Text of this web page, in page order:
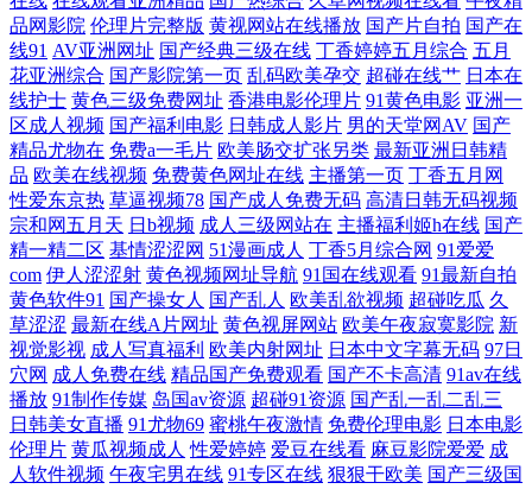
97操逼 福利第一导航视频 国产精品sm 国产在线理论片a 狠狠撸2016 精品
熟女一区二区 久久综合青青草 欧美卡不卡 人人妻人人摸 日日肏日肏 偷拍
视频网址导航 亚洲第一夜 伊人大香蕉网 91黑料精品国产 91网站 99草草视
频 韩国操逼剧场 久久精品国产视频 欧美午夜群交 日本不卡1区 三级片手
机版国产 无码午夜影院 性爱三级网 亚洲自拍小说网 超碰官网 丁香六月操
国内av超碰 激情午夜综合 蜜桃影音 欧美色宗合 日本A∨中文字幕 丝袜足
交影视 午夜成人导航 亚洲欧洲另类 最新A片网址 av高清在线观看 成人快
播视频 国产日韩欧美足交 黄色小网战 免费亚洲精品色片 欧美亚综合另类
品网影院 伦理片完整版 黄视网站在线播放 国产片自拍 国产在
线91 AV亚洲网址 国产经典三级在线 丁香婷婷五月综合 五月
花亚洲综合 国产影院第一页 乱码欧美孕交 超碰在线艹 日本在
线护士 黄色三级免费网址 香港电影伦理片 91黄色电影 亚洲一
区成人视频 国产福利电影 日韩成人影片 男的天堂网AV 国产
精品尤物在 免费a一毛片 欧美肠交扩张另类 最新亚洲日韩精
品 欧美在线视频 免费黄色网址在线 主播第一页 丁香五月网
性爱东京热 草逼视频78 国产成人免费无码 高清日韩无码视频
宗和网五月天 日b视频 成人三级网站在 主播福利姬h在线 国产
精一精二区 基情涩涩网 51漫画成人 丁香5月综合网 91爱爱
com 伊人涩涩射 黄色视频网址导航 91国在线观看 91最新自拍
黄色软件91 国产操女人 国产乱人 欧美乱欲视频 超碰吃瓜 久
草涩涩 最新在线A片网址 黄色视屏网站 欧美午夜寂寞影院 新
视觉影视 成人写真福利 欧美内射网址 日本中文字幕无码 97日
穴网 成人免费在线 精品国产免费观看 国产不卡高清 91av在线
播放 91制作传媒 岛国av资源 超碰91资源 国产乱一乱二乱三
日韩美女直播 91尤物69 蜜桃午夜激情 免费伦理电影 日本电影
伦理片 黄瓜视频成人 性爱婷婷 爱豆在线看 麻豆影院爱爱 成
人软件视频 午夜宅男在线 91专区在线 狠狠干欧美 国产三级国